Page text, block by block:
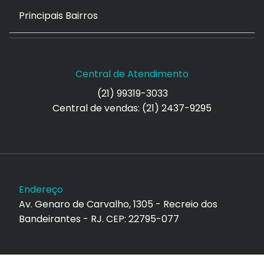
Principais Bairros
Central de Atendimento
(21) 99319-3033
Central de vendas: (21) 2437-9295
Endereço
Av. Genaro de Carvalho, 1305 - Recreio dos
Bandeirantes - RJ. CEP: 22795-077